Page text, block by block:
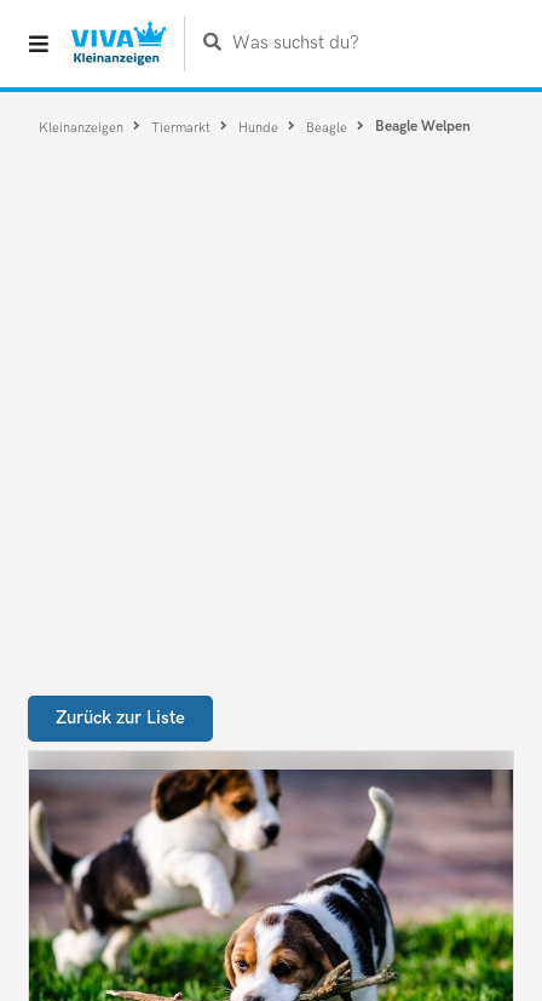
Was suchst du?
Kleinanzeigen Tiermarkt Hunde Beagle Beagle Welpen
Zurück zur Liste